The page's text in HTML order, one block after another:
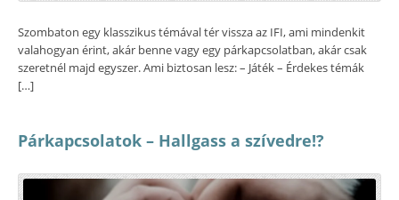
Szombaton egy klasszikus témával tér vissza az IFI, ami mindenkit
valahogyan érint, akár benne vagy egy párkapcsolatban, akár csak
szeretnél majd egyszer. Ami biztosan lesz: – Játék – Érdekes témák
[…]
Párkapcsolatok – Hallgass a szívedre!?